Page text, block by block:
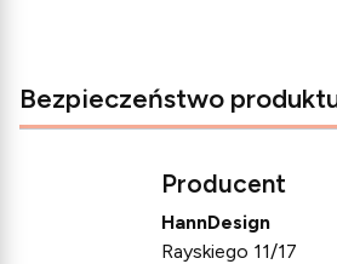
Bezpieczeństwo
Producent
HannDesign
Rayskiego 11/17